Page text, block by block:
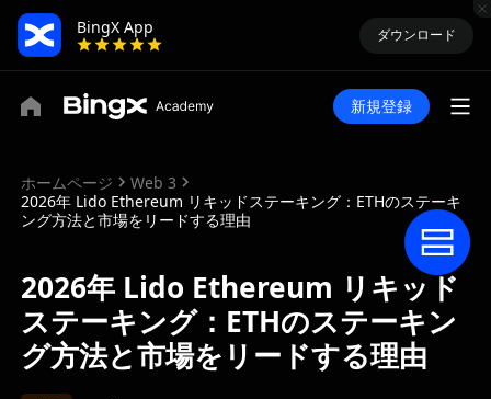
BingX App
ダウンロード
新規登録
ホームページ
Web 3
2026年 Lido Ethereum リキッドステーキング：ETHのステーキ
ング方法と市場をリードする理由
2026年 Lido Ethereum リキッド
ステーキング：ETHのステーキン
グ方法と市場をリードする理由